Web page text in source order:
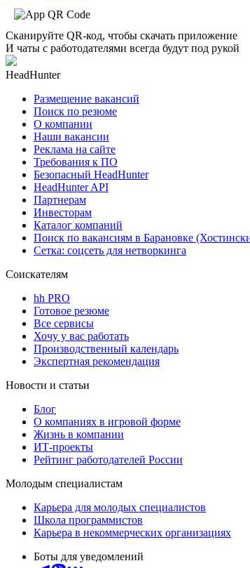
Сканируйте QR-код, чтобы скачать приложение
И чаты с работодателями всегда будут под рукой
HeadHunter
Размещение вакансий
Поиск по резюме
О компании
Наши вакансии
Реклама на сайте
Требования к ПО
Безопасный HeadHunter
HeadHunter API
Партнерам
Инвесторам
Каталог компаний
Поиск по вакансиям в Барановке
Сетка: соцсеть для нетворкинга
Соискателям
hh PRO
Готовое резюме
Все сервисы
Хочу у вас работать
Производственный календарь
Экспертная рекомендация
Новости и статьи
Блог
О компаниях в игровой форме
Жизнь в компании
ИТ-проекты
Рейтинг работодателей России
Молодым специалистам
Карьера для молодых специалистов
Школа программистов
Карьера в некоммерческих организациях
Боты для уведомлений